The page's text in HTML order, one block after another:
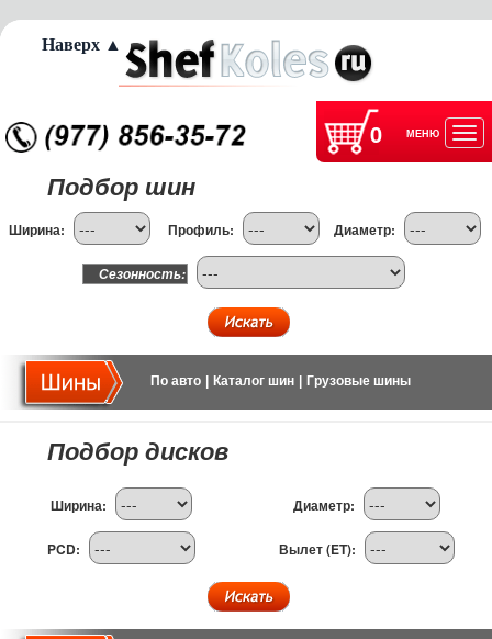
0 МЕНЮ
Подбор шин
Ширина: Профиль: Диаметр:
Сезонность:
По авто Каталог шин Грузовые шины
Подбор дисков
Ширина: Диаметр:
PCD: Вылет (ET):
Наверх ▲